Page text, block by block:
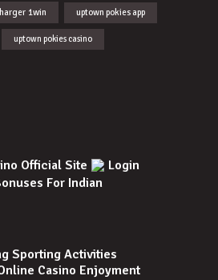
1win uptown pokies app
uptown pokies casino
Official Site
Login
For Indian
Sporting Activities
Casino Enjoyment